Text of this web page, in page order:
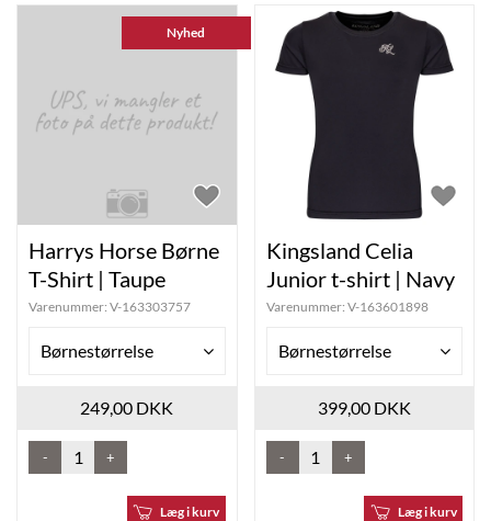
Harrys Horse Børne
T-Shirt | Taupe
Varenummer: V-163303757
Børnestørrelse
Nyhed
249,00 DKK
- +
Læg i kurv
Kingsland Celia
Junior t-shirt | Navy
Varenummer: V-163601898
Børnestørrelse
399,00 DKK
- +
Læg i kurv